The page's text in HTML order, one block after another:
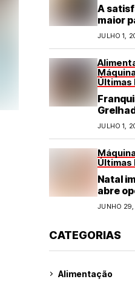
A
maior
JULHO 1,
Últimas
com
JULHO 1,
Últimas
Natal
abre
JUNHO
CATEGORIAS
Alimentação